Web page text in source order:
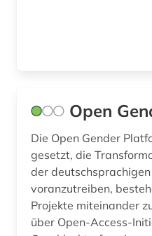
Open
Die Open Gender
gesetzt, die
der
voranzutreiben,
Projekte miteinander
über Open-Access-